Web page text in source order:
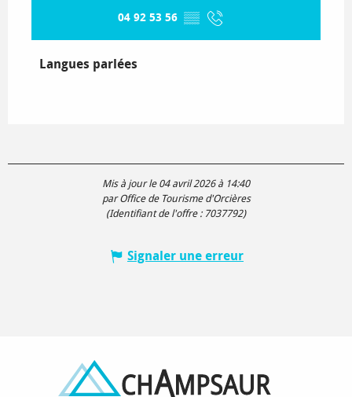
04 92 53 56 ▒▒
Langues parlées
Langues parlées
Mis à jour le 04 avril 2026 à 14:40
par Office de Tourisme d'Orcières
(Identifiant de l'offre : 7037792)
Signaler une erreur